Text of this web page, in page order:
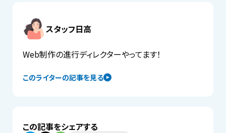
スタッフ日高
このライターの記事を見る
Web制作の進行ディレクターやってます！
この記事をシェアする